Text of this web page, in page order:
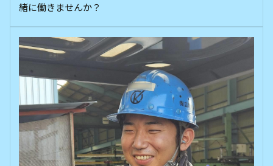
緒に働きませんか？